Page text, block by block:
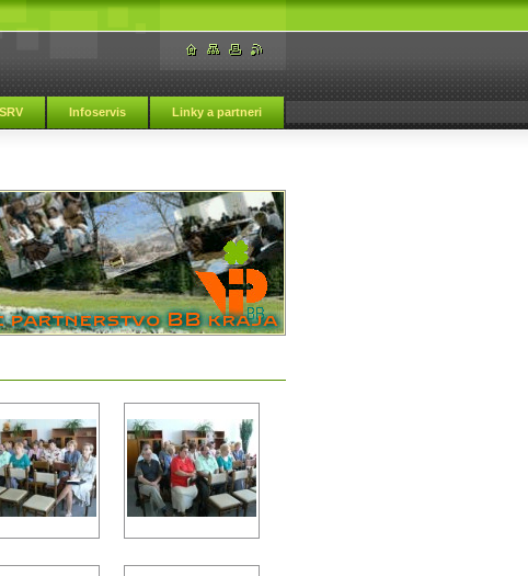
Infoservis Linky a partneri